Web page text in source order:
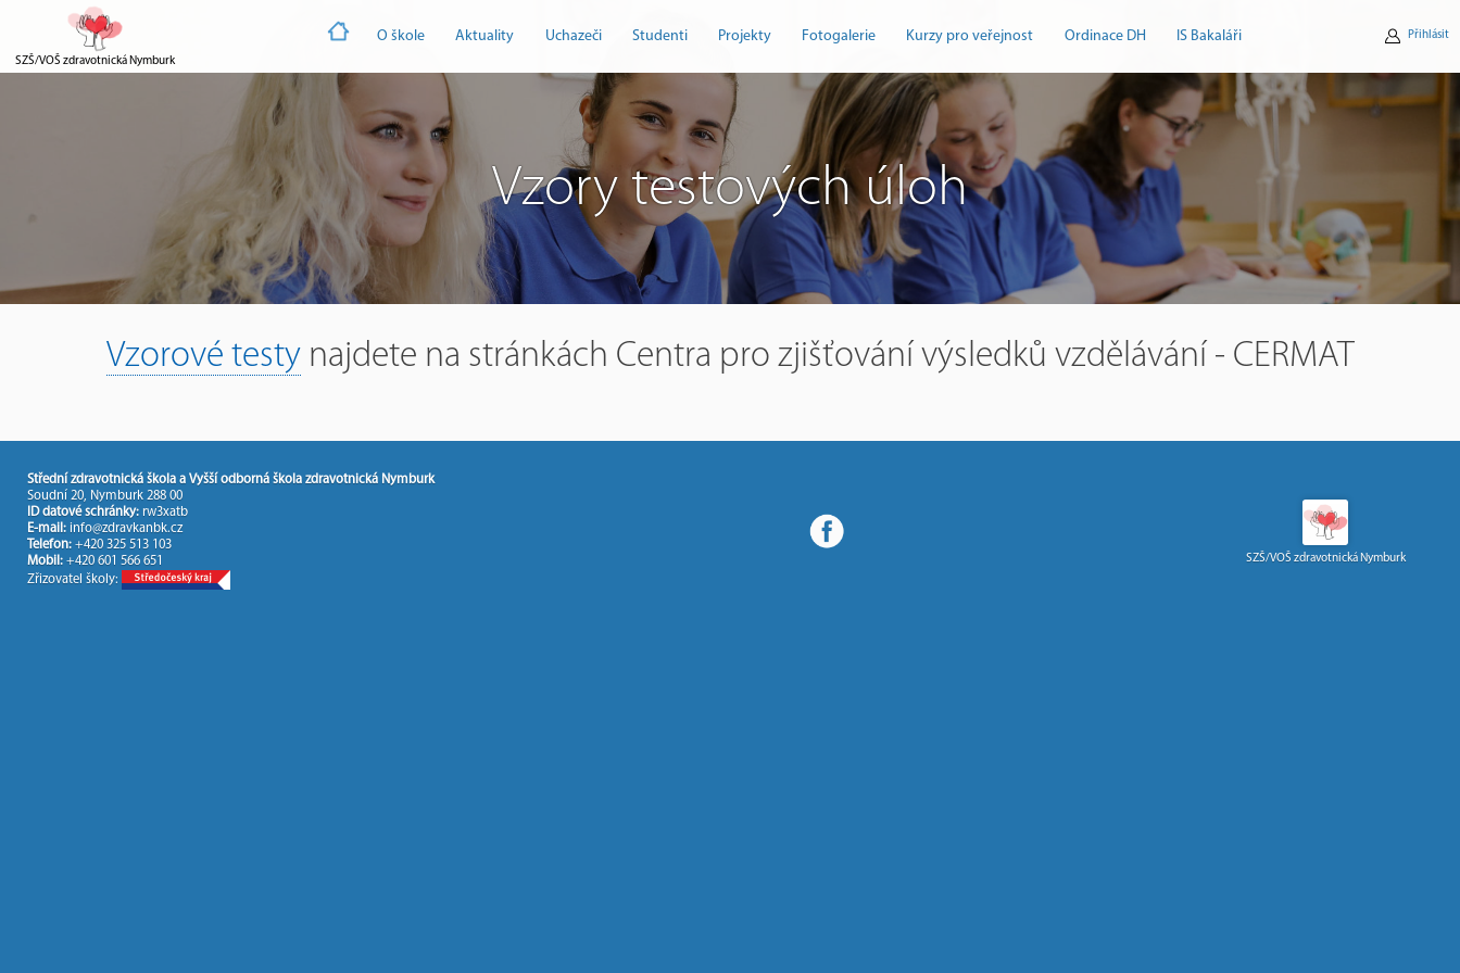
SZŠ/VOŠ zdravotnická Nymburk
Přihlásit
O škole Aktuality Uchazeči Studenti Projekty Fotogalerie Kurzy pro veřejnost Ordinace DH IS Bakaláři
Vzory testových úloh
Vzorové testynajdete na stránkách Centra pro zjišťování výsledků vzdělávání - CERMAT
Střední zdravotnická škola a Vyšší odborná škola zdravotnická Nymburk
Soudní 20, Nymburk 288 00
ID datové schránky: rw3xatb
E-mail: info@zdravkanbk.cz
Telefon: +420 325 513 103
Mobil: +420 601 566 651
Zřizovatel školy:
SZŠ/VOŠ zdravotnická Nymburk